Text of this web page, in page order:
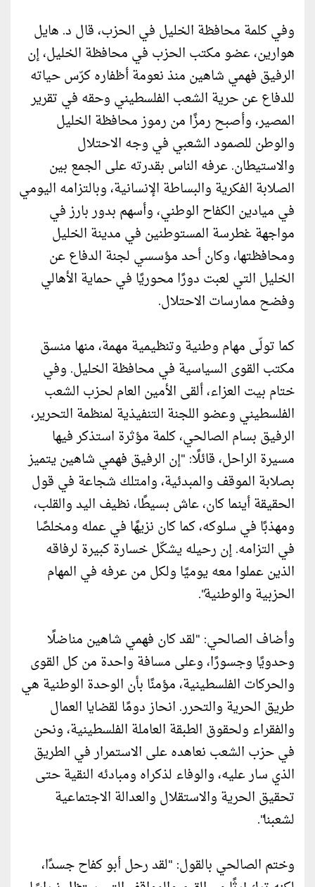
وفي كلمة محافظة الخليل في الحزب، قال د. هايل
هوارين، عضو مكتب الحزب في محافظة الخليل، إن
الرفيق فهمي شاهين منذ نعومة أظفاره كرّس حياته
للدفاع عن حرية الشعب الفلسطيني وحقه في تقرير
المصير، وأصبح رمزًا من رموز محافظة الخليل
والوطن للصمود الشعبي في وجه الاحتلال
والاستيطان. عرفه الناس بقدرته على الجمع بين
الصلابة الفكرية والبساطة الإنسانية، وبالتزامه اليومي
في ميادين الكفاح الوطني، وأسهم بدور بارز في
مواجهة غطرسة المستوطنين في مدينة الخليل
ومحافظتها، وكان أحد مؤسسي لجنة الدفاع عن
الخليل التي لعبت دورًا محوريًا في حماية الأهالي
وفضح ممارسات الاحتلال.
كما تولّى مهام وطنية وتنظيمية مهمة، منها منسق
مكتب القوى السياسية في محافظة الخليل. وفي
ختام بيت العزاء، ألقى الأمين العام لحزب الشعب
الفلسطيني وعضو اللجنة التنفيذية لمنظمة التحرير،
الرفيق بسام الصالحي، كلمة مؤثرة استذكر فيها
مسيرة الراحل، قائلًا: "إن الرفيق فهمي شاهين يتميز
بصلابة الموقف والمبدئية، وامتلك شجاعة في قول
الحقيقة أينما كان، عاش بسيطًا، نظيف اليد والقلب،
ومهذبًا في سلوكه، كما كان نزيهًا في عمله ومخلصًا
في التزامه. إن رحيله يشكّل خسارة كبيرة لرفاقه
الذين عملوا معه يوميًا ولكل من عرفه في المهام
الحزبية والوطنية".
وأضاف الصالحي: "لقد كان فهمي شاهين مناضلًا
وحدويًا وجسورًا، وعلى مسافة واحدة من كل القوى
والحركات الفلسطينية، مؤمنًا بأن الوحدة الوطنية هي
طريق الحرية والتحرر. انحاز دومًا لقضايا العمال
والفقراء ولحقوق الطبقة العاملة الفلسطينية، ونحن
في حزب الشعب نعاهده على الاستمرار في الطريق
الذي سار عليه، والوفاء لذكراه ومبادئه النقية حتى
تحقيق الحرية والاستقلال والعدالة الاجتماعية
لشعبنا".
وختم الصالحي بالقول: "لقد رحل أبو كفاح جسدًا،